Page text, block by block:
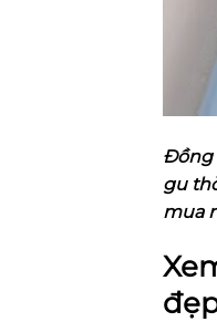
Đồng
gu
mua